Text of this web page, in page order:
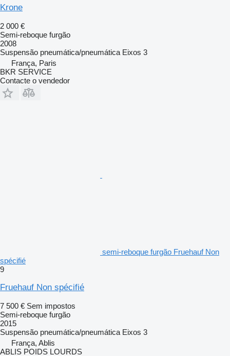
Krone
2 000 €
Semi-reboque furgão
2008
Suspensão pneumática/pneumática Eixos 3
França, Paris
BKR SERVICE
Contacte o vendedor
semi-reboque furgão Fruehauf Non
spécifié
9
Fruehauf Non spécifié
7 500 € Sem impostos
Semi-reboque furgão
2015
Suspensão pneumática/pneumática Eixos 3
França, Ablis
ABLIS POIDS LOURDS